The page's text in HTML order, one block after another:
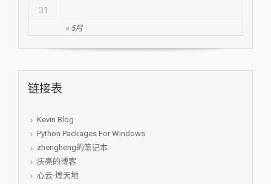
« 5月
31
链接表
Kevin Blog
Python Packages For Windows
zhengheng的笔记本
庆亮的博客
心云-煌天地